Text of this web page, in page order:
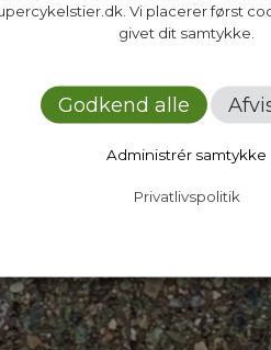
Vi placerer først
givet dit samtykke.
Godkend alle
Administrér samtykke
Privatlivspolitik